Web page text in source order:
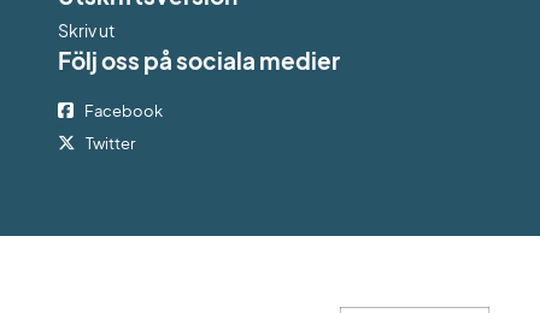
Skriv ut
Följ oss på sociala medier
Facebook
Twitter